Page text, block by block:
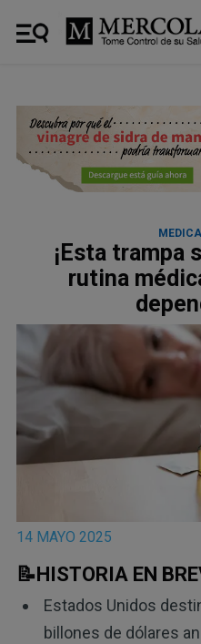
¡Esta trampa
rutina
14 MAYO 2025
📝HISTORIA EN
Estados Unidos
billones de dólares